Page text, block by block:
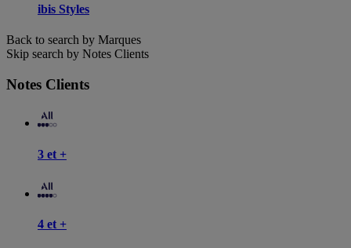
ibis Styles
Back to search by Marques
Skip search by Notes Clients
Notes Clients
3 et +
4 et +